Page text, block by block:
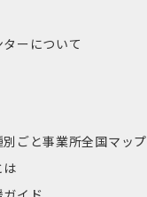
ーについて
ごと事業所全国マップ
は